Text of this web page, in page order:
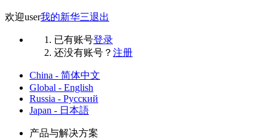
欢迎user我的新华三退出
已有账号登录
还没有账号？ 注册
China - 简体中文
Global - English
Russia - Русский
Japan - 日本語
产品与解决方案